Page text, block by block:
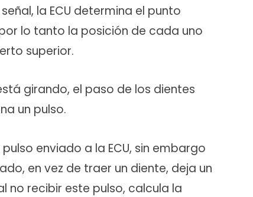
la ECU determina el punto
lo tanto la posición de cada uno
superior.
girando, el paso de los dientes
un pulso.
enviado a la ECU, sin embargo
en vez de traer un diente, deja un
no recibir este pulso, calcula la